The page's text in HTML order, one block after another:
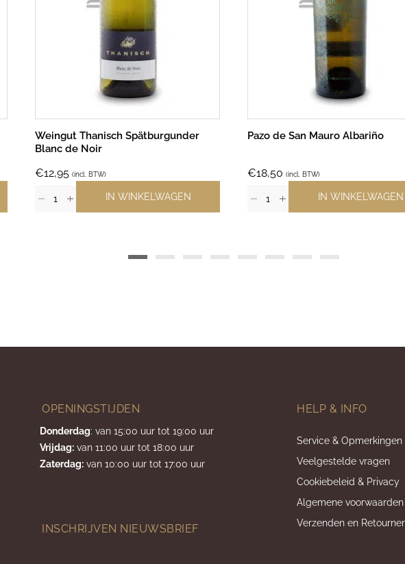
Weingut Thanisch Spätburgunder
Blanc de Noir
€12,95 (incl. BTW)
IN WINKELWAGEN
Pazo de San Mauro Albariño
€18,50 (incl. BTW)
IN WINKELWAGEN
OPENINGSTIJDEN
Donderdag: van 15:00 uur tot 19:00 uur
Vrijdag: van 11:00 uur tot 18:00 uur
Zaterdag: van 10:00 uur tot 17:00 uur
INSCHRIJVEN NIEUWSBRIEF
HELP & INFO
Service & Opmerkingen
Veelgestelde vragen
Cookiebeleid & Privacy
Algemene voorwaarden
Verzenden en